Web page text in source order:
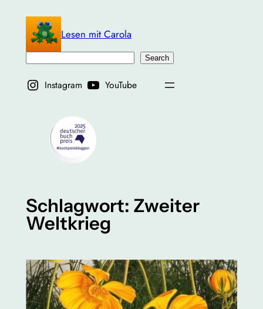
springen
Lesen mit Carola
Search
Instagram YouTube
Schlagwort: Zweiter
Weltkrieg